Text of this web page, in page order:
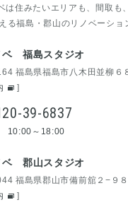
は住みたいエリアも、間取も
る福島・郡山のリノベーショ
ベ 福島スタジオ
福島県福島市八木田並柳６
]
39-6837
10:00～18:00
ベ 郡山スタジオ
福島県郡山市備前舘２−９８
]